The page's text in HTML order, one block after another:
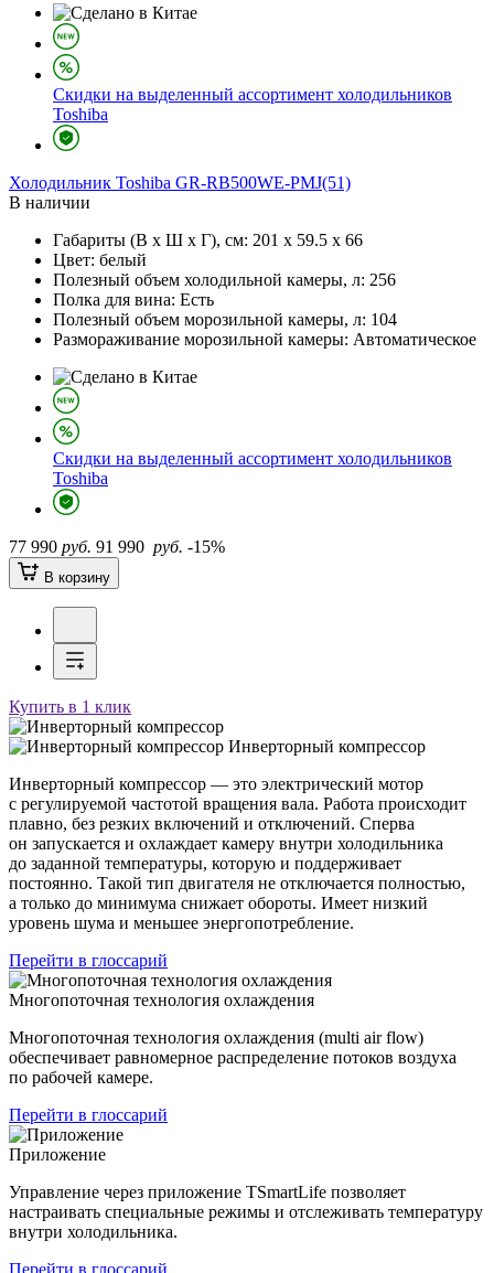
Скидки на выделенный ассортимент холодильников
Toshiba
Холодильник Toshiba GR-RB500WE-PMJ(51)
В наличии
Габариты (В х Ш х Г), см: 201 х 59.5 х 66
Цвет: белый
Полезный объем холодильной камеры, л: 256
Полка для вина: Есть
Полезный объем морозильной камеры, л: 104
Размораживание морозильной камеры: Автоматическое
Скидки на выделенный ассортимент холодильников
Toshiba
77 990 руб. 91 990 руб. -15%
В корзину
Купить в 1 клик
Инверторный компрессор
Инверторный компрессор — это электрический мотор
с регулируемой частотой вращения вала. Работа происходит
плавно, без резких включений и отключений. Сперва
он запускается и охлаждает камеру внутри холодильника
до заданной температуры, которую и поддерживает
постоянно. Такой тип двигателя не отключается полностью,
а только до минимума снижает обороты. Имеет низкий
уровень шума и меньшее энергопотребление.
Перейти в глоссарий
Многопоточная технология охлаждения
Многопоточная технология охлаждения (multi air flow)
обеспечивает равномерное распределение потоков воздуха
по рабочей камере.
Перейти в глоссарий
Приложение
Управление через приложение TSmartLife позволяет
настраивать специальные режимы и отслеживать температуру
внутри холодильника.
Перейти в глоссарий